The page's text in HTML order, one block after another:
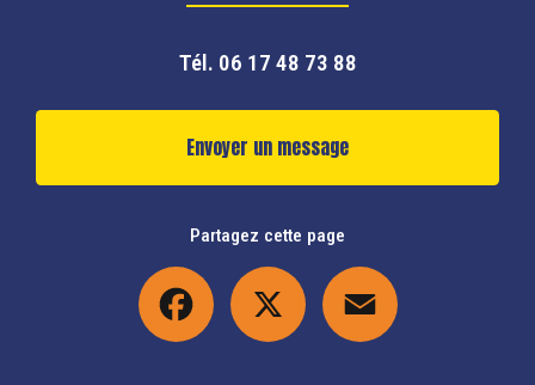
Tél. 06 17 48 73 88
Envoyer un message
Partagez cette page
Facebook